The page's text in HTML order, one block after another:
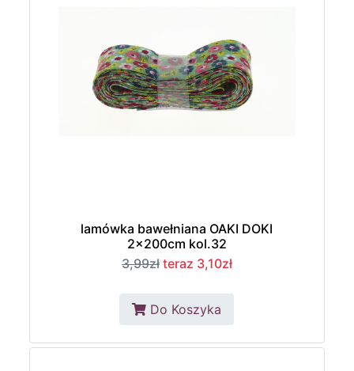
lamówka bawełniana OAKI DOKI
2x200cm kol.32
3,99zł teraz 3,10zł
Do Koszyka